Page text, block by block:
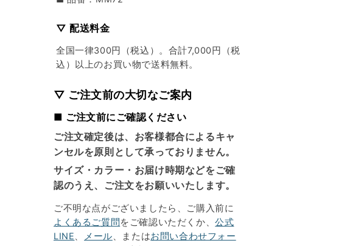
▽ 配送料金
全国一律300円（税込）。合計7,000円（税
込）以上のお買い物で送料無料。
▽ ご注文前の大切なご案内
■ ご注文前にご確認ください
ご注文確定後は、お客様都合によるキャ
ンセルを原則として承っておりません。
サイズ・カラー・お届け時期などをご確
認のうえ、ご注文をお願いいたします。
ご不明な点がございましたら、ご購入前に
よくあるご質問 をご確認いただくか、公式
LINE、 メール、またはお問い合わせフォー